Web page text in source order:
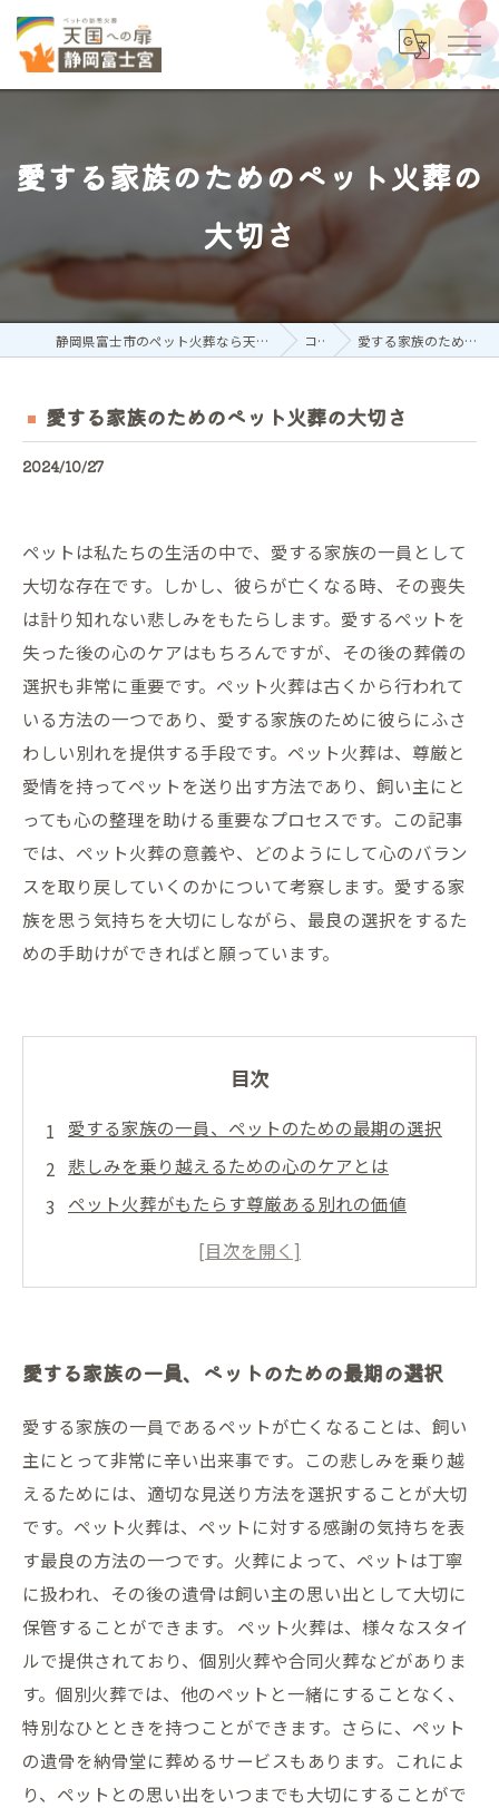
愛する家族のためのペット火葬の
大切さ
静岡県富士市のペット火葬なら天国への扉 ペットメモリアル静岡富士宮 コラム 愛する家族のためのペット火葬の大切さ
愛する家族のためのペット火葬の大切さ
2024/10/27
ペットは私たちの生活の中で、愛する家族の一員として
大切な存在です。しかし、彼らが亡くなる時、その喪失
は計り知れない悲しみをもたらします。愛するペットを
失った後の心のケアはもちろんですが、その後の葬儀の
選択も非常に重要です。ペット火葬は古くから行われて
いる方法の一つであり、愛する家族のために彼らにふさ
わしい別れを提供する手段です。ペット火葬は、尊厳と
愛情を持ってペットを送り出す方法であり、飼い主にと
っても心の整理を助ける重要なプロセスです。この記事
では、ペット火葬の意義や、どのようにして心のバラン
スを取り戻していくのかについて考察します。愛する家
族を思う気持ちを大切にしながら、最良の選択をするた
めの手助けができればと願っています。
目次
愛する家族の一員、ペットのための最期の選択
悲しみを乗り越えるための心のケアとは
ペット火葬がもたらす尊厳ある別れの価値
家族とペットの絆を再確認する瞬間
愛する家族へ贈る、ペットの最期を大切にする
理由
天国への扉ペットメモリアル静岡富士宮
愛する家族の一員、ペットのための最期の選択
愛する家族の一員であるペットが亡くなることは、飼い
主にとって非常に辛い出来事です。この悲しみを乗り越
えるためには、適切な見送り方法を選択することが大切
です。ペット火葬は、ペットに対する感謝の気持ちを表
す最良の方法の一つです。火葬によって、ペットは丁寧
に扱われ、その後の遺骨は飼い主の思い出として大切に
保管することができます。 ペット火葬は、様々なスタイ
ルで提供されており、個別火葬や合同火葬などがありま
す。個別火葬では、他のペットと一緒にすることなく、
特別なひとときを持つことができます。さらに、ペット
の遺骨を納骨堂に葬めるサービスもあります。これによ
り、ペットとの思い出をいつまでも大切にすることがで